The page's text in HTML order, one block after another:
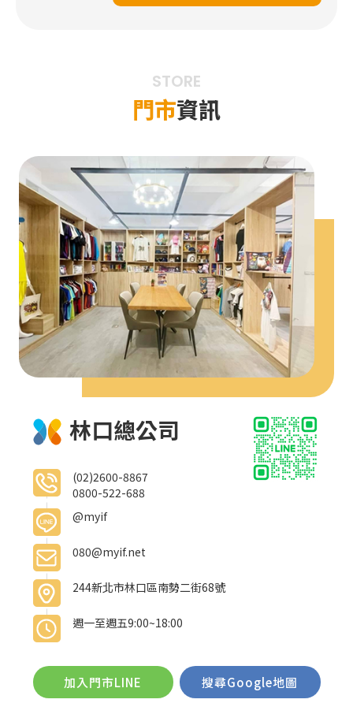
STORE
門市資訊
林口總公司
(02)2600-8867
0800-522-688
@myif
080@myif.net
244新北市林口區南勢二街68號
週一至週五9:00~18:00
加入門市LINE 搜尋Google地圖